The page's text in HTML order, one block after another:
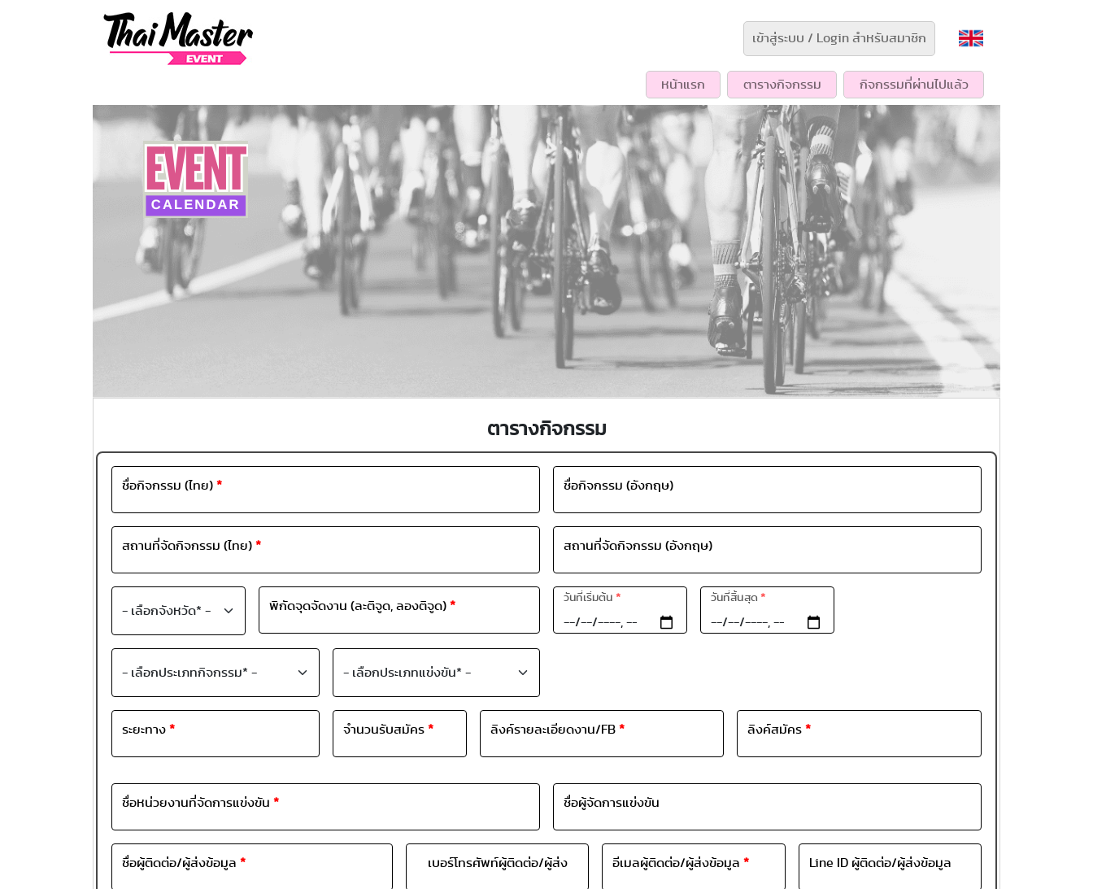
เข้าสู่ระบบ / Login สำหรับสมาชิก
หน้าแรก ตารางกิจกรรม กิจกรรมที่ผ่านไปแล้ว
ตารางกิจกรรม
ชื่อกิจกรรม (ไทย) * ชื่อกิจกรรม (อังกฤษ)
สถานที่จัดกิจกรรม (ไทย) * สถานที่จัดกิจกรรม (อังกฤษ)
พิกัดจุดจัดงาน (ละติจูด, ลองติจูด) *
วันที่เริ่มต้น * วันที่สิ้นสุด*
ระยะทาง * จำนวนรับสมัคร * ลิงค์รายละเอียดงาน/FB * ลิงค์สมัคร*
ชื่อหน่วยงานที่จัดการแข่งขัน * ชื่อผู้จัดการแข่งขัน
ชื่อผู้ติดต่อ/ผู้ส่งข้อมูล * เบอร์โทรศัพท์ผู้ติดต่อ/ผู้ส่ง อีเมลผู้ติดต่อ/ผู้ส่งข้อมูล* Line ID ผู้ติดต่อ/ผู้ส่งข้อมูล